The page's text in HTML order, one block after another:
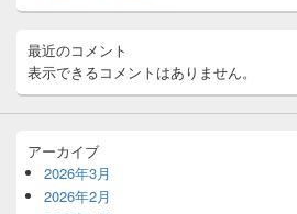
最近のコメント
表示できるコメントはありません。
アーカイブ
2026年3月
2026年2月